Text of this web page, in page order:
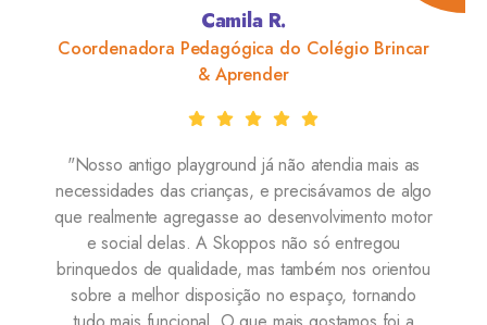
do Colégio Brincar
já não atendia mais as
e precisávamos de algo
ao desenvolvimento motor
Skoppos não só entregou
mas também nos orientou
no espaço, tornando
Síndico do
de áreas comuns,
era escolher algo
Skoppos nos
resistentes, e isso fez
decisão. A
excelente e, melhor